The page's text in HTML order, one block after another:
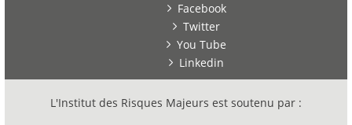
Facebook
Twitter
You Tube
Linkedin
L'Institut des Risques Majeurs est soutenu par :